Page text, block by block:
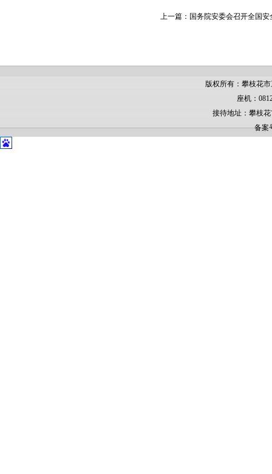
上一篇： 国务院安委会召开全国
版权所有：攀枝花
座机：
接待地址：攀枝
备案